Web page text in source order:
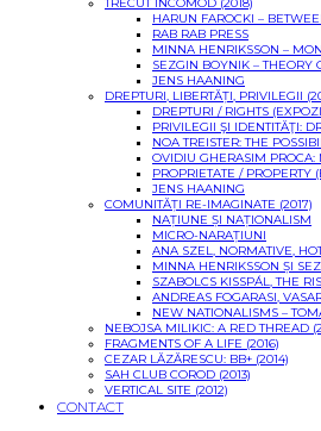
HARUN FAROCKI –
RAB RAB PRESS
MINNA HENRIKSSON –
SEZGIN BOYNIK – THEORY
JENS HAANING
DREPTURI, LIBERTĂȚI, PRIVILEGII
DREPTURI / RIGHTS
PRIVILEGII ŞI IDENTITĂŢI:
NOA TREISTER: THE
OVIDIU GHERASIM PROCA:
PROPRIETATE / PROPERTY
JENS HAANING
COMUNITĂȚI RE-IMAGINATE (2017)
NAȚIUNE ȘI NAȚIONALISM
MICRO-NARAȚIUNI
ANA SZEL, NORMATIVE,
MINNA HENRIKSSON ȘI
SZABOLCS KISSPÁL, THE
ANDREAS FOGARASI,
NEW NATIONALISMS –
NEBOJSA MILIKIC: A RED THREAD
FRAGMENTS OF A LIFE (2016)
CEZAR LĂZĂRESCU: BB+ (2014)
SAH CLUB COROD (2013)
VERTICAL SITE (2012)
CONTACT